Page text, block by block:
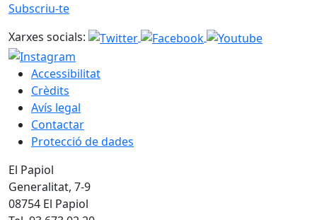
Subscriu-te
Xarxes socials:
Accessibilitat
Crèdits
Avís legal
Contactar
Protecció de dades
El Papiol
Generalitat, 7-9
08754 El Papiol